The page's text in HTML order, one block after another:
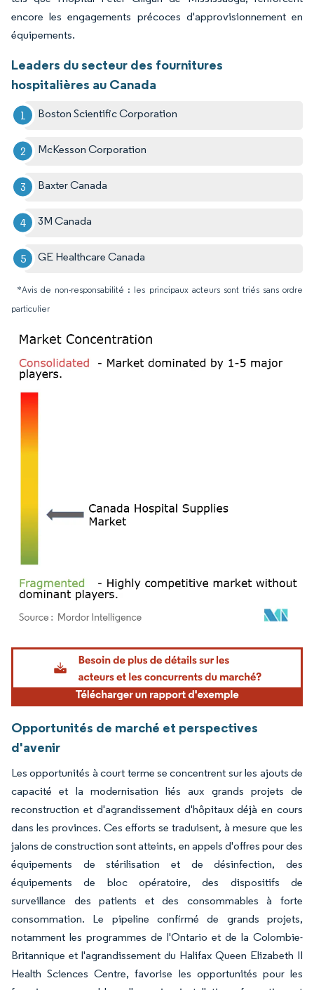
encore les engagements précoces d'approvisionnement en
équipements.
Leaders du secteur des fournitures
hospitalières au Canada
Boston Scientific Corporation
McKesson Corporation
Baxter Canada
3M Canada
GE Healthcare Canada
*Avis de non-responsabilité : les principaux acteurs sont triés sans ordre
particulier
Image © Mordor Intelligence. La réutilisation nécessite une attribution sous CC BY
Opportunités de marché et perspectives
d'avenir
Les opportunités à court terme se concentrent sur les ajouts de
capacité et la modernisation liés aux grands projets de
reconstruction et d'agrandissement d'hôpitaux déjà en cours
dans les provinces. Ces efforts se traduisent, à mesure que les
jalons de construction sont atteints, en appels d'offres pour des
équipements de stérilisation et de désinfection, des
équipements de bloc opératoire, des dispositifs de
surveillance des patients et des consommables à forte
consommation. Le pipeline confirmé de grands projets,
notamment les programmes de l'Ontario et de la Colombie-
Britannique et l'agrandissement du Halifax Queen Elizabeth II
Health Sciences Centre, favorise les opportunités pour les